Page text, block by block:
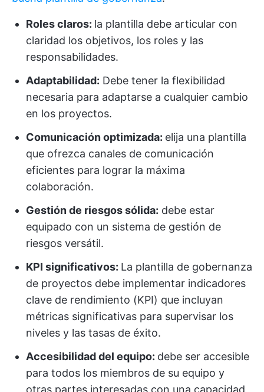
Roles claros: la plantilla debe articular con
claridad los objetivos, los roles y las
responsabilidades.
Adaptabilidad: Debe tener la flexibilidad
necesaria para adaptarse a cualquier cambio
en los proyectos.
Comunicación optimizada: elija una plantilla
que ofrezca canales de comunicación
eficientes para lograr la máxima
colaboración.
Gestión de riesgos sólida: debe estar
equipado con un sistema de gestión de
riesgos versátil.
KPI significativos: La plantilla de gobernanza
de proyectos debe implementar indicadores
clave de rendimiento (KPI) que incluyan
métricas significativas para supervisar los
niveles y las tasas de éxito.
Accesibilidad del equipo: debe ser accesible
para todos los miembros de su equipo y
otras partes interesadas con una capacidad